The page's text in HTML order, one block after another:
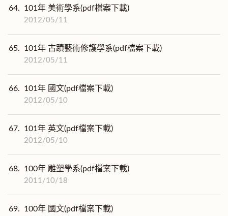
64. 101年 美術學系(pdf檔案下載)
2012/05/11
65. 101年 古蹟藝術修護學系(pdf檔案下載)
2012/05/11
66. 101年 國文(pdf檔案下載)
2012/05/10
67. 101年 英文(pdf檔案下載)
2012/05/10
68. 100年 雕塑學系(pdf檔案下載)
2011/10/18
69. 100年 國文(pdf檔案下載)